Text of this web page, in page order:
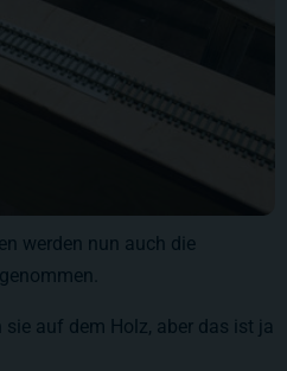
werden nun auch die
auf dem Holz, aber das ist ja